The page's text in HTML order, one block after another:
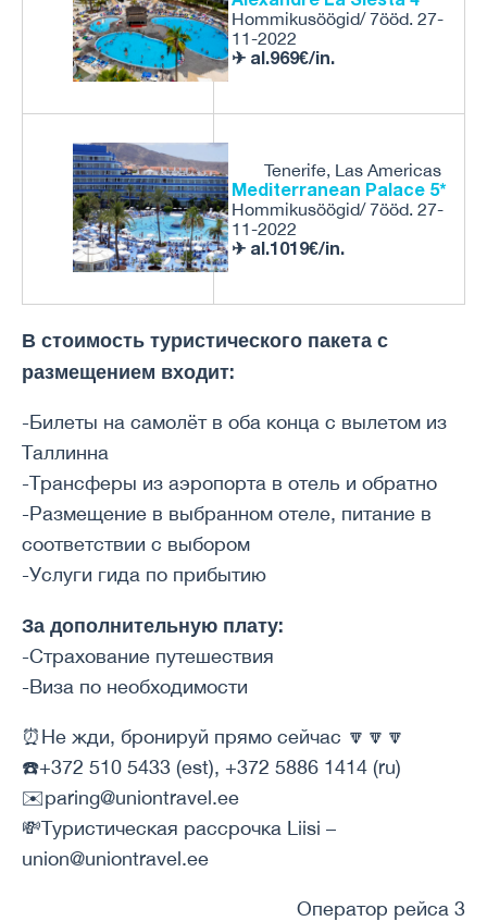
Hommikusöögid/ 7ööd. 27-
11-2022
✈ al.969€/in.
Tenerife, Las Americas
Mediterranean Palace 5*
Hommikusöögid/ 7ööd. 27-
11-2022
✈ al.1019€/in.
В стоимость туристического пакета с
размещением входит:
-Билеты на самолёт в оба конца с вылетом из
Таллинна
-Трансферы из аэропорта в отель и обратно
-Размещение в выбранном отеле, питание в
соответствии с выбором
-Услуги гида по прибытию
За дополнительную плату:
-Страхование путешествия
-Виза по необходимости
⏰Не жди, бронируй прямо сейчас 🔽🔽🔽
☎️+372 510 5433 (est), +372 5886 1414 (ru)
✉️paring@uniontravel.ee
💸Туристическая рассрочка Liisi –
union@uniontravel.ee
Оператор рейса 3